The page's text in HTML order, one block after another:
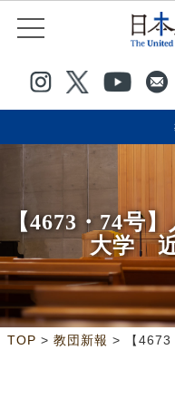
【4673・74号
大学
TOP > 教団新報 >